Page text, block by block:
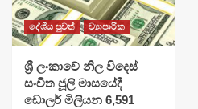
දේශීය පුවත් ව්‍යාපාරික
ශ්‍රී ලංකාවේ නිල විදෙස්
සංචිත ජූලි මාසයේදී
ඩොලර් මිලියන 6,591